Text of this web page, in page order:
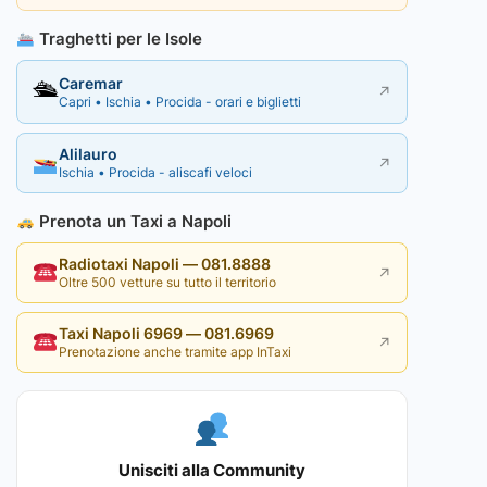
Traghetti per le Isole
🛳Caremar
Capri • Ischia • Procida - orari e biglietti ↗
Alilauro
Ischia • Procida - aliscafi veloci ↗
Prenota un Taxi a Napoli
Radiotaxi Napoli — 081.8888
Oltre 500 vetture su tutto il territorio ↗
Taxi Napoli 6969 — 081.6969
Prenotazione anche tramite app InTaxi ↗
Unisciti alla Community